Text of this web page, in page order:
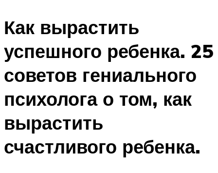
Как вырастить
успешного ребенка. 25
советов гениального
психолога о том, как
вырастить
счастливого ребенка.